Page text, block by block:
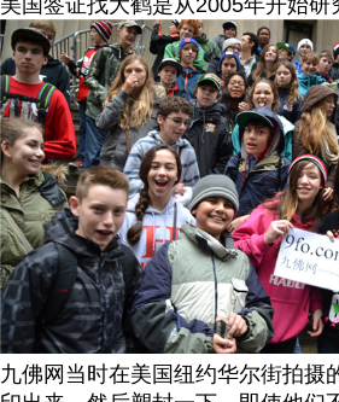
九佛网当时在美国纽约华尔街拍摄